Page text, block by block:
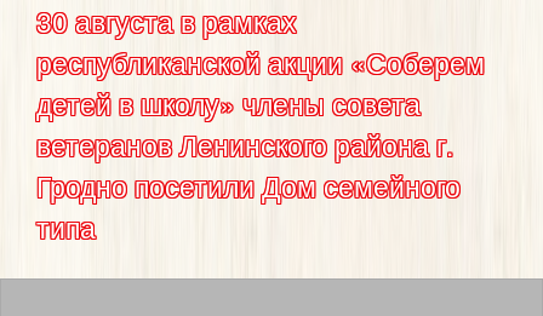
30 августа в рамках
республиканской акции «Соберем
детей в школу» члены совета
ветеранов Ленинского района г.
Гродно посетили Дом семейного
типа